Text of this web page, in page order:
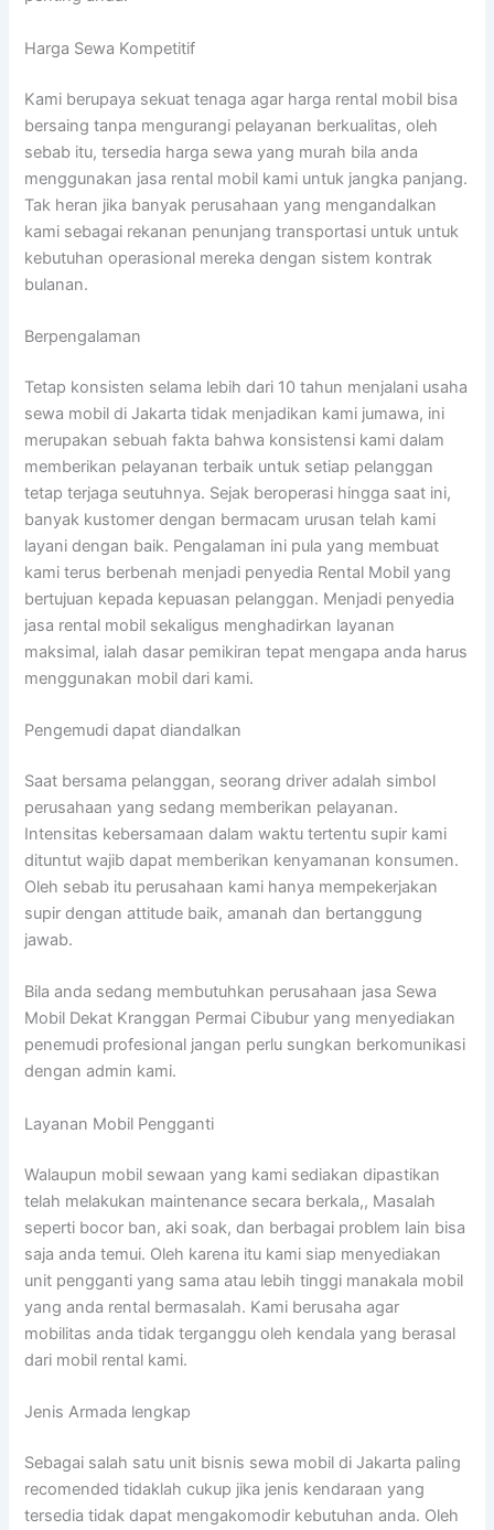
Harga Sewa Kompetitif
Kami berupaya sekuat tenaga agar harga rental mobil bisa
bersaing tanpa mengurangi pelayanan berkualitas, oleh
sebab itu, tersedia harga sewa yang murah bila anda
menggunakan jasa rental mobil kami untuk jangka panjang.
Tak heran jika banyak perusahaan yang mengandalkan
kami sebagai rekanan penunjang transportasi untuk untuk
kebutuhan operasional mereka dengan sistem kontrak
bulanan.
Berpengalaman
Tetap konsisten selama lebih dari 10 tahun menjalani usaha
sewa mobil di Jakarta tidak menjadikan kami jumawa, ini
merupakan sebuah fakta bahwa konsistensi kami dalam
memberikan pelayanan terbaik untuk setiap pelanggan
tetap terjaga seutuhnya. Sejak beroperasi hingga saat ini,
banyak kustomer dengan bermacam urusan telah kami
layani dengan baik. Pengalaman ini pula yang membuat
kami terus berbenah menjadi penyedia Rental Mobil yang
bertujuan kepada kepuasan pelanggan. Menjadi penyedia
jasa rental mobil sekaligus menghadirkan layanan
maksimal, ialah dasar pemikiran tepat mengapa anda harus
menggunakan mobil dari kami.
Pengemudi dapat diandalkan
Saat bersama pelanggan, seorang driver adalah simbol
perusahaan yang sedang memberikan pelayanan.
Intensitas kebersamaan dalam waktu tertentu supir kami
dituntut wajib dapat memberikan kenyamanan konsumen.
Oleh sebab itu perusahaan kami hanya mempekerjakan
supir dengan attitude baik, amanah dan bertanggung
jawab.
Bila anda sedang membutuhkan perusahaan jasa Sewa
Mobil Dekat Kranggan Permai Cibubur yang menyediakan
penemudi profesional jangan perlu sungkan berkomunikasi
dengan admin kami.
Layanan Mobil Pengganti
Walaupun mobil sewaan yang kami sediakan dipastikan
telah melakukan maintenance secara berkala,, Masalah
seperti bocor ban, aki soak, dan berbagai problem lain bisa
saja anda temui. Oleh karena itu kami siap menyediakan
unit pengganti yang sama atau lebih tinggi manakala mobil
yang anda rental bermasalah. Kami berusaha agar
mobilitas anda tidak terganggu oleh kendala yang berasal
dari mobil rental kami.
Jenis Armada lengkap
Sebagai salah satu unit bisnis sewa mobil di Jakarta paling
recomended tidaklah cukup jika jenis kendaraan yang
tersedia tidak dapat mengakomodir kebutuhan anda. Oleh